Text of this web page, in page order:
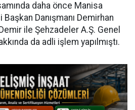
daha önce Manisa
Danışmanı Demirhan
ile Şehzadeler A.Ş. Genel
da adli işlem yapılmıştı.